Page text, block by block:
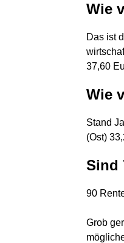
Wie
Das ist
37,60
Wie
Stand
(Ost)
Sind
90
Grob